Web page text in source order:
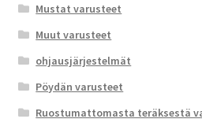
Mustat varusteet
Muut varusteet
ohjausjärjestelmät
Pöydän varusteet
Ruostumattomasta teräksestä